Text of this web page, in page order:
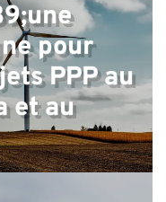
pour
PPP au
et au